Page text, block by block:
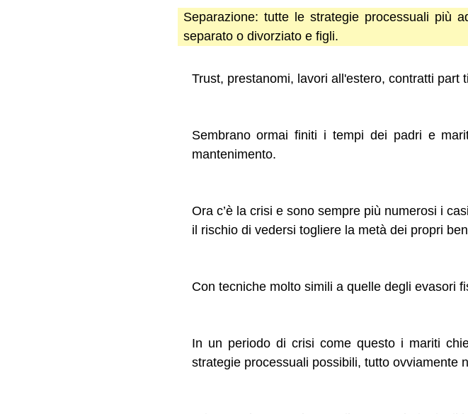
Separazione: tutte le strategie processuali più
separato o divorziato e figli.
Trust, prestanomi, lavori all'estero, contratti part
Sembrano ormai finiti i tempi dei padri e
mantenimento.
Ora c’è la crisi e sono sempre più numerosi i
il rischio di vedersi togliere la metà dei propri
Con tecniche molto simili a quelle degli evasori
In un periodo di crisi come questo i mariti
strategie processuali possibili, tutto ovviamente